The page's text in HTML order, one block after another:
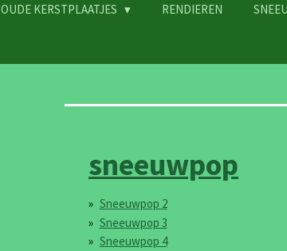
OUDE KERSTPLAATJES RENDIEREN
sneeuwpop
Sneeuwpop 2
Sneeuwpop 3
Sneeuwpop 4